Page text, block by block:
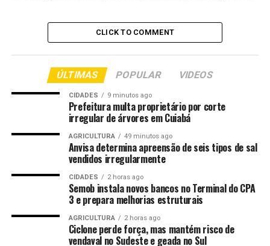
participação de empresário ligados a contratos que
estão sendo investigados.
Confira a reportagem do Adão de Oliveira no áudio
ALMT – MT
Comentários
RELATED TOPICS: APÓS AUSÊNCIA CONVOCA
CPI
EMPRESÁRIOS POLITICA
POLITICA-MT
PROCURADORGERAL
Ciopaer é homenageado pelos 20 anos de atuação em
CLICK TO COMMENT
ÚLTIMAS POPULAR VIDEOS
CIDADES 9 minutos ago
Prefeitura multa proprietário por corte
irregular de árvores em Cuiabá
AGRICULTURA 49 minutos ago
Anvisa determina apreensão de seis tipos de sal
vendidos irregularmente
CIDADES 2 horas ago
Semob instala novos bancos no Terminal do CPA
3 e prepara melhorias estruturais
AGRICULTURA 2 horas ago
Ciclone perde força, mas mantém risco de
vendaval no Sudeste e geada no Sul